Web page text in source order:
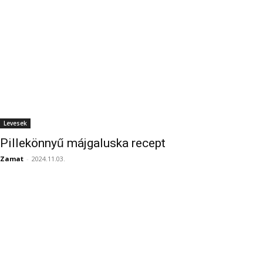
Levesek
Pillekönnyű májgaluska recept
Zamat - 2024.11.03.